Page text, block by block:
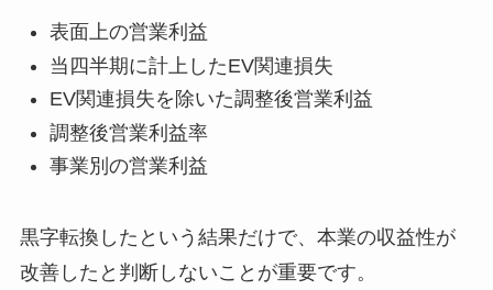
表面上の営業利益
当四半期に計上したEV関連損失
EV関連損失を除いた調整後営業利益
調整後営業利益率
事業別の営業利益
黒字転換したという結果だけで、本業の収益性が
改善したと判断しないことが重要です。